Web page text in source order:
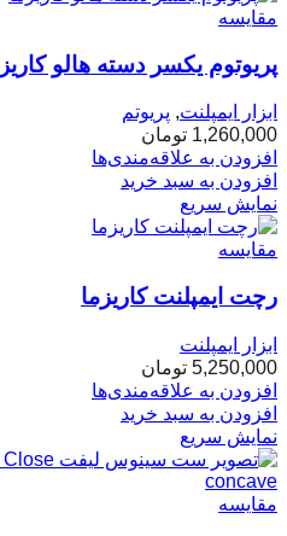
مقایسه
پریوتوم یکسر دسته هالو
ابزار ایمپلنت, پریوتم
1,260,000 تومان
افزودن به علاقه‌مندی‌ها
افزودن به سبد خرید
نمایش سریع
مقایسه
رچت ایمپلنت کاریزما
ابزار ایمپلنت
5,250,000 تومان
افزودن به علاقه‌مندی‌ها
افزودن به سبد خرید
نمایش سریع
مقایسه